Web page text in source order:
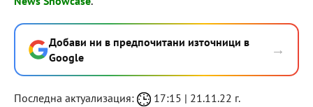
Добави ни в предпочитани източници в
Google
→
Последна актуализация: 17:15 | 21.11.22 г.